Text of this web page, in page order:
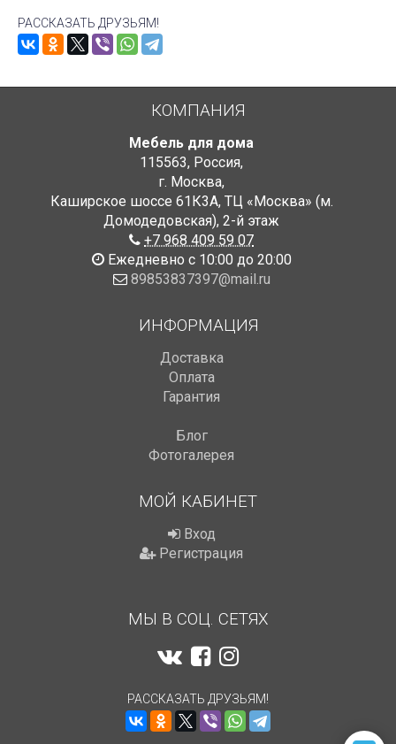
РАССКАЗАТЬ ДРУЗЬЯМ!
КОМПАНИЯ
Мебель для дома
115563, Россия,
г. Москва,
Каширское шоссе 61К3А, ТЦ «Москва» (м.
Домодедовская), 2-й этаж
+7 968 409 59 07
Ежедневно с 10:00 до 20:00
89853837397@mail.ru
ИНФОРМАЦИЯ
Доставка
Оплата
Гарантия
Блог
Фотогалерея
МОЙ КАБИНЕТ
Вход
Регистрация
МЫ В СОЦ. СЕТЯХ
РАССКАЗАТЬ ДРУЗЬЯМ!